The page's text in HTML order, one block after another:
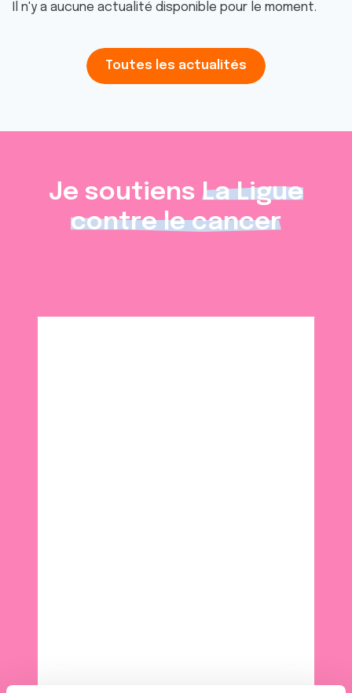
Il n'y a aucune actualité disponible pour le moment.
Toutes les actualités
Je soutiens La Ligue
contre le cancer